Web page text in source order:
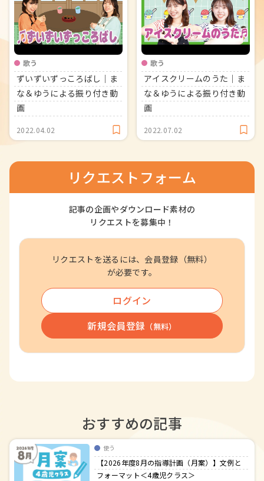
歌う
ずいずいずっころばし｜ま
な＆ゆうによる振り付き動
画
2022.04.02
歌う
アイスクリームのうた｜ま
な＆ゆうによる振り付き動
画
2022.07.02
リクエストフォーム
記事の企画やダウンロード素材の
リクエストを募集中！
リクエストを送るには、会員登録（無料）
が必要です。
ログイン
新規会員登録 （無料）
おすすめの記事
使う
【2026年度8月の指導計画（月案）】文例と
フォーマット＜4歳児クラス＞